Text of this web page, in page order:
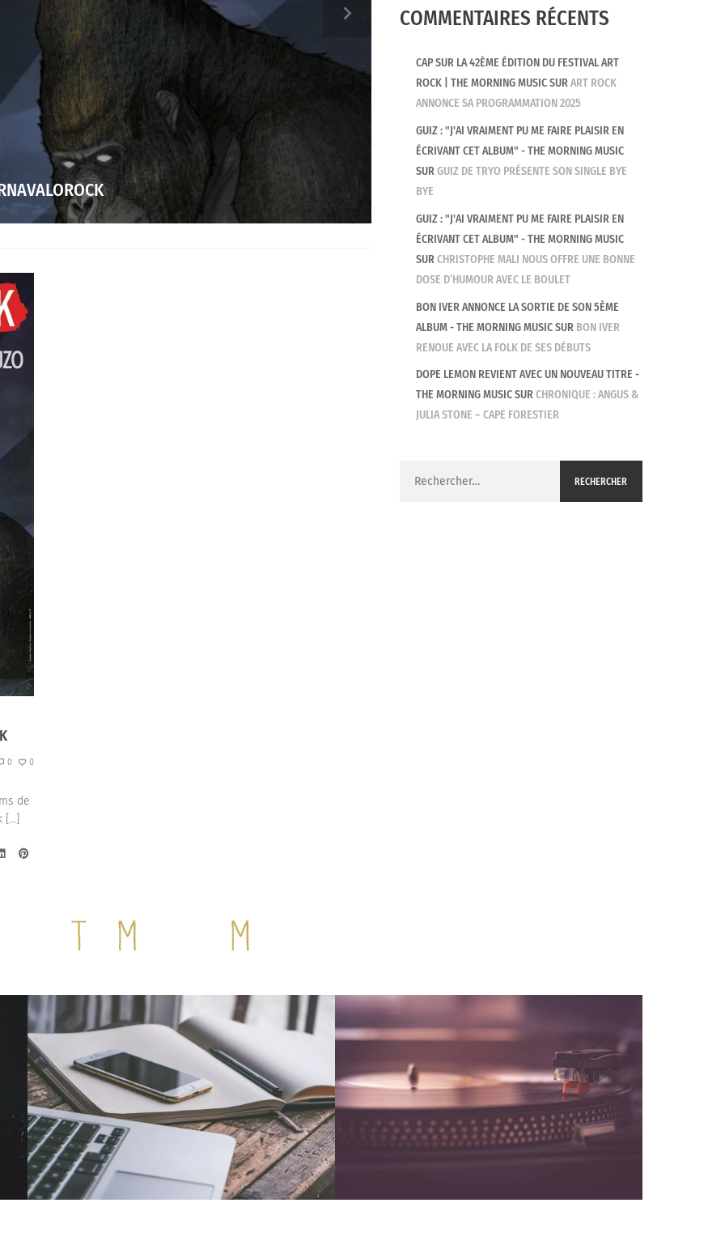
0 0
de
[…]
COMMENTAIRES RÉCENTS
CAP SUR LA 42ÈME ÉDITION DU FESTIVAL ART
ROCK | THE MORNING MUSICSURART ROCK
ANNONCE SA PROGRAMMATION 2025
GUIZ : "J'AI VRAIMENT PU ME FAIRE PLAISIR EN
ÉCRIVANT CET ALBUM" - THE MORNING MUSIC
SURGUIZ DE TRYO PRÉSENTE SON SINGLE BYE
BYE
GUIZ : "J'AI VRAIMENT PU ME FAIRE PLAISIR EN
ÉCRIVANT CET ALBUM" - THE MORNING MUSIC
SURCHRISTOPHE MALI NOUS OFFRE UNE BONNE
DOSE D’HUMOUR AVEC LE BOULET
BON IVER ANNONCE LA SORTIE DE SON 5ÈME
ALBUM - THE MORNING MUSICSUR BON IVER
RENOUE AVEC LA FOLK DE SES DÉBUTS
DOPE LEMON REVIENT AVEC UN NOUVEAU TITRE -
THE MORNING MUSICSURCHRONIQUE : ANGUS &
JULIA STONE – CAPE FORESTIER